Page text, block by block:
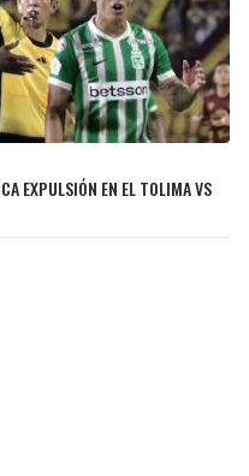
EXPULSIÓN EN EL TOLIMA VS